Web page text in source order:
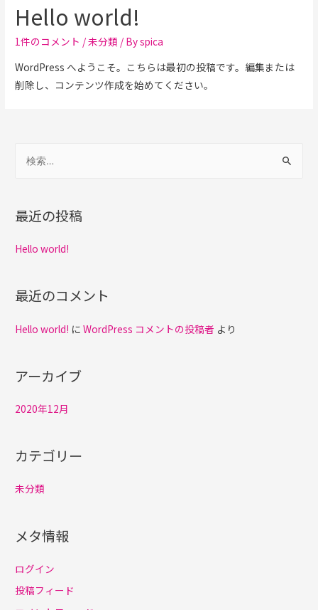
Hello world!
1件のコメント /未分類 / Byspica
WordPress へようこそ。こちらは最初の投稿です。編集または
削除し、コンテンツ作成を始めてください。
最近の投稿
Hello world!
最近のコメント
Hello world! にWordPress コメントの投稿者 より
アーカイブ
2020年12月
カテゴリー
未分類
メタ情報
ログイン
投稿フィード